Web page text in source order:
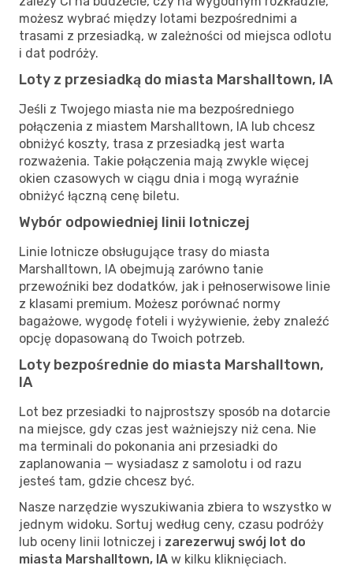
możesz wybrać między lotami bezpośrednimi a
trasami z przesiadką, w zależności od miejsca odlotu
i dat podróży.
Loty z przesiadką do miasta Marshalltown, IA
Jeśli z Twojego miasta nie ma bezpośredniego
połączenia z miastem Marshalltown, IA lub chcesz
obniżyć koszty, trasa z przesiadką jest warta
rozważenia. Takie połączenia mają zwykle więcej
okien czasowych w ciągu dnia i mogą wyraźnie
obniżyć łączną cenę biletu.
Wybór odpowiedniej linii lotniczej
Linie lotnicze obsługujące trasy do miasta
Marshalltown, IA obejmują zarówno tanie
przewoźniki bez dodatków, jak i pełnoserwisowe linie
z klasami premium. Możesz porównać normy
bagażowe, wygodę foteli i wyżywienie, żeby znaleźć
opcję dopasowaną do Twoich potrzeb.
Loty bezpośrednie do miasta Marshalltown,
IA
Lot bez przesiadki to najprostszy sposób na dotarcie
na miejsce, gdy czas jest ważniejszy niż cena. Nie
ma terminali do pokonania ani przesiadki do
zaplanowania — wysiadasz z samolotu i od razu
jesteś tam, gdzie chcesz być.
Nasze narzędzie wyszukiwania zbiera to wszystko w
jednym widoku. Sortuj według ceny, czasu podróży
lub oceny linii lotniczej i zarezerwuj swój lot do
miasta Marshalltown, IA w kilku kliknięciach.